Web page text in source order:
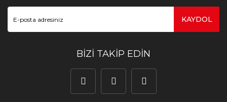
KAYDOL
BİZİ TAKİP EDİN